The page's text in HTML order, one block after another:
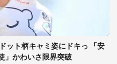
ット柄キャミ姿にドキっ 「安
」かわいさ限界突破